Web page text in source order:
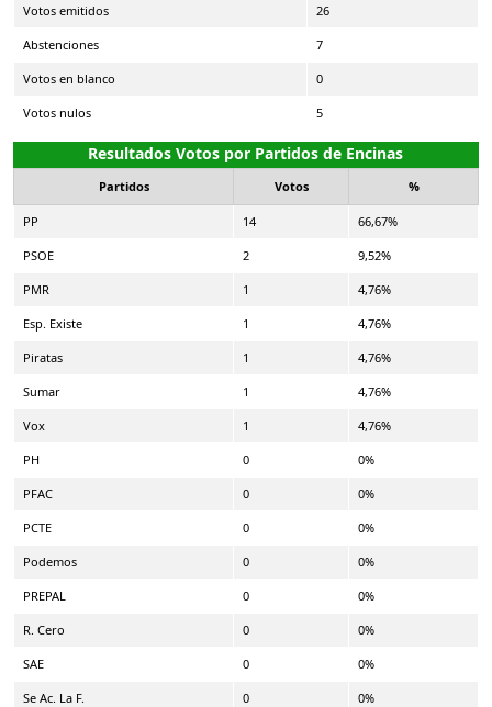
Votos emitidos 26
Abstenciones 7
Votos en blanco 0
Votos nulos 5
Resultados Votos por Partidos de Encinas
Partidos Votos %
PP 14 66,67%
PSOE 2 9,52%
PMR 1 4,76%
Esp. Existe 1 4,76%
Piratas 1 4,76%
Sumar 1 4,76%
Vox 1 4,76%
PH 0 0%
PFAC 0 0%
PCTE 0 0%
Podemos 0 0%
PREPAL 0 0%
R. Cero 0 0%
SAE 0 0%
Se Ac. La F. 0 0%